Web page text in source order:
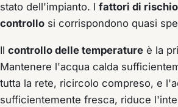
stato dell'impianto. I fattori di rischio
controllo si corrispondono quasi
Il controllo delle temperature è la
Mantenere l'acqua calda
tutta la rete, ricircolo compreso, e
sufficientemente fresca, riduce